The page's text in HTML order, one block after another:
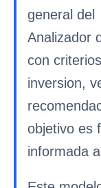
general del
Analizador
con
inversion,
objetivo es
informada